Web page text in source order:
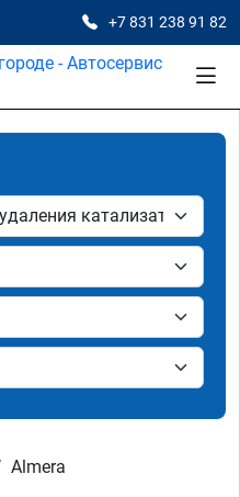
+7 831 238 91 82
Almera